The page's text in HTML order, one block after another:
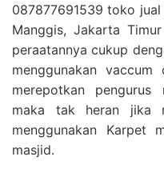
087877691539 toko
Manggis, Jakarta
peraatannya cukup
menggunakan
merepotkan
maka tak heran jika
menggunakan
masjid.